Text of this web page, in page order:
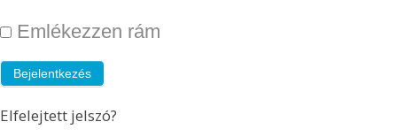
Emlékezzen rám
Elfelejtett jelszó?